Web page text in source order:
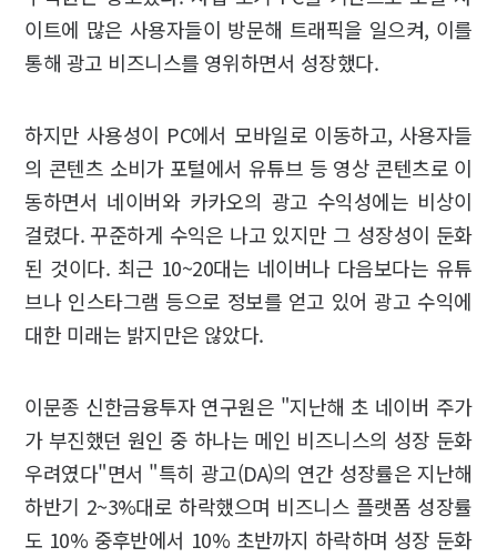
이트에 많은 사용자들이 방문해 트래픽을 일으켜, 이를
통해 광고 비즈니스를 영위하면서 성장했다.
하지만 사용성이 PC에서 모바일로 이동하고, 사용자들
의 콘텐츠 소비가 포털에서 유튜브 등 영상 콘텐츠로 이
동하면서 네이버와 카카오의 광고 수익성에는 비상이
걸렸다. 꾸준하게 수익은 나고 있지만 그 성장성이 둔화
된 것이다. 최근 10~20대는 네이버나 다음보다는 유튜
브나 인스타그램 등으로 정보를 얻고 있어 광고 수익에
대한 미래는 밝지만은 않았다.
이문종 신한금융투자 연구원은 "지난해 초 네이버 주가
가 부진했던 원인 중 하나는 메인 비즈니스의 성장 둔화
우려였다"면서 "특히 광고(DA)의 연간 성장률은 지난해
하반기 2~3%대로 하락했으며 비즈니스 플랫폼 성장률
도 10% 중후반에서 10% 초반까지 하락하며 성장 둔화